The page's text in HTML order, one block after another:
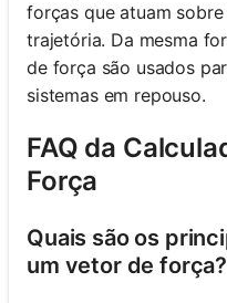
forças que atuam
trajetória. Da mesma
de força são usados
sistemas em repouso.
FAQ da
Força
Quais são os
um vetor de força?